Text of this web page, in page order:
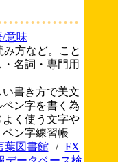
/意味
み方など。こと
名詞・専門用
書き方で美文
ン字を書く為
く使う文字や
ン字練習帳
葉図書館 /
FX